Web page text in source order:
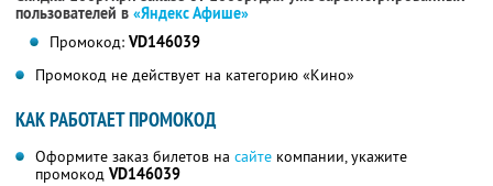
пользователей в «Яндекс Афише»
Промокод: VD146039
Промокод не действует на категорию «Кино»
КАК РАБОТАЕТ ПРОМОКОД
Оформите заказ билетов на сайте компании, укажите
промокод VD146039